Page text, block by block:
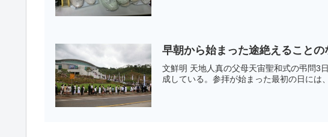
早朝から始まった途絶えることの
文鮮明 天地人真の父母天宙聖和式の弔問3
成している。参拝が始まった最初の日には